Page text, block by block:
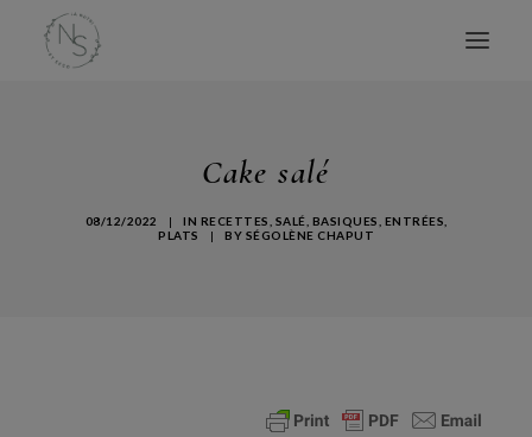
CONSULTATIONS
Cake salé
08/12/2022 | IN RECETTES SALÉ BASIQUES ENTRÉES
PLATS
| BY SÉGOLÈNE CHAPUT